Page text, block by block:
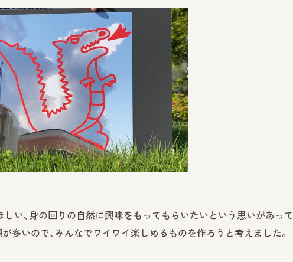
い、身の回りの自然に興味をもってもらいたいという思いがあって
多いので、みんなでワイワイ楽しめるものを作ろうと考えました。